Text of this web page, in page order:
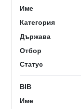
Име
Категория
Държава
Отбор
Статус
BIB
Име